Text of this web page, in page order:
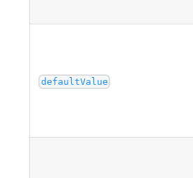
defaultValue